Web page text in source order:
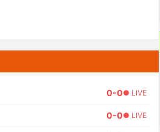
0-0● LIVE
0-0● LIVE